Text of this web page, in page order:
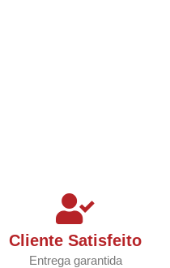
Cliente Satisfeito
Entrega garantida